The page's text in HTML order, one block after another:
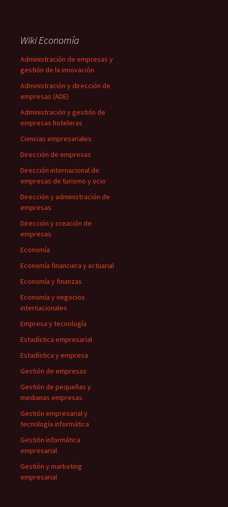
Wiki Economía
Administración de empresas y
gestión de la innovación
Administración y dirección de
empresas (ADE)
Administración y gestión de
empresas hoteleras
Ciencias empresariales
Dirección de empresas
Dirección internacional de
empresas de turismo y ocio
Dirección y administración de
empresas
Dirección y creación de
empresas
Economía
Economía financiera y actuarial
Economía y finanzas
Economía y negocios
internacionales
Empresa y tecnología
Estadística empresarial
Estadística y empresa
Gestión de empresas
Gestión de pequeñas y
medianas empresas
Gestión empresarial y
tecnología informática
Gestión informática
empresarial
Gestión y marketing
empresarial